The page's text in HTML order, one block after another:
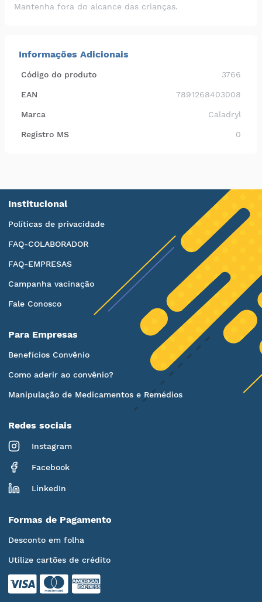
Mantenha fora do alcance das crianças.
Informações Adicionais
Código do produto 3766
EAN 7891268403008
Marca Caladryl
Registro MS 0
Institucional
Políticas de privacidade
FAQ-COLABORADOR
FAQ-EMPRESAS
Campanha vacinação
Fale Conosco
Para Empresas
Benefícios Convênio
Como aderir ao convênio?
Manipulação de Medicamentos e Remédios
Redes sociais
Instagram
Facebook
LinkedIn
Formas de Pagamento
Desconto em folha
Utilize cartões de crédito